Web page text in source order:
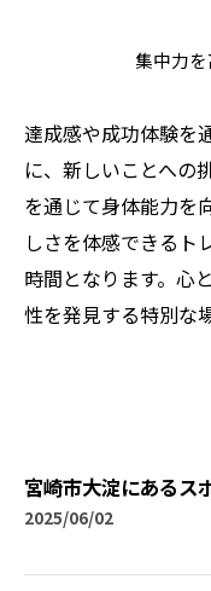
集中力
達成感や成功体験を
に、新しいことへの
を通じて身体能力を
しさを体感できるト
時間となります。心
性を発見する特別な
宮崎市大淀にあるス
2025/06/02